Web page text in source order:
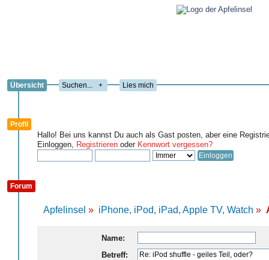
Übersicht + Lies mich
Profil
Hallo! Bei uns kannst Du auch als Gast posten, aber eine
Einloggen, Registrieren oder Kennwort vergessen?
Forum
Apfelinsel » iPhone, iPod, iPad, Apple TV, Watch »
Name:
Betreff: